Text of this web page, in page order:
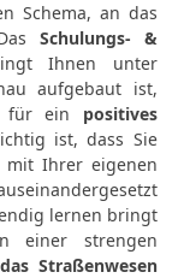
Schema, an das
Schulungs- &
Ihnen unter
aufgebaut ist,
für ein positives
ist, dass Sie
mit Ihrer eigenen
lernen bringt
einer strengen
Straßenwesen